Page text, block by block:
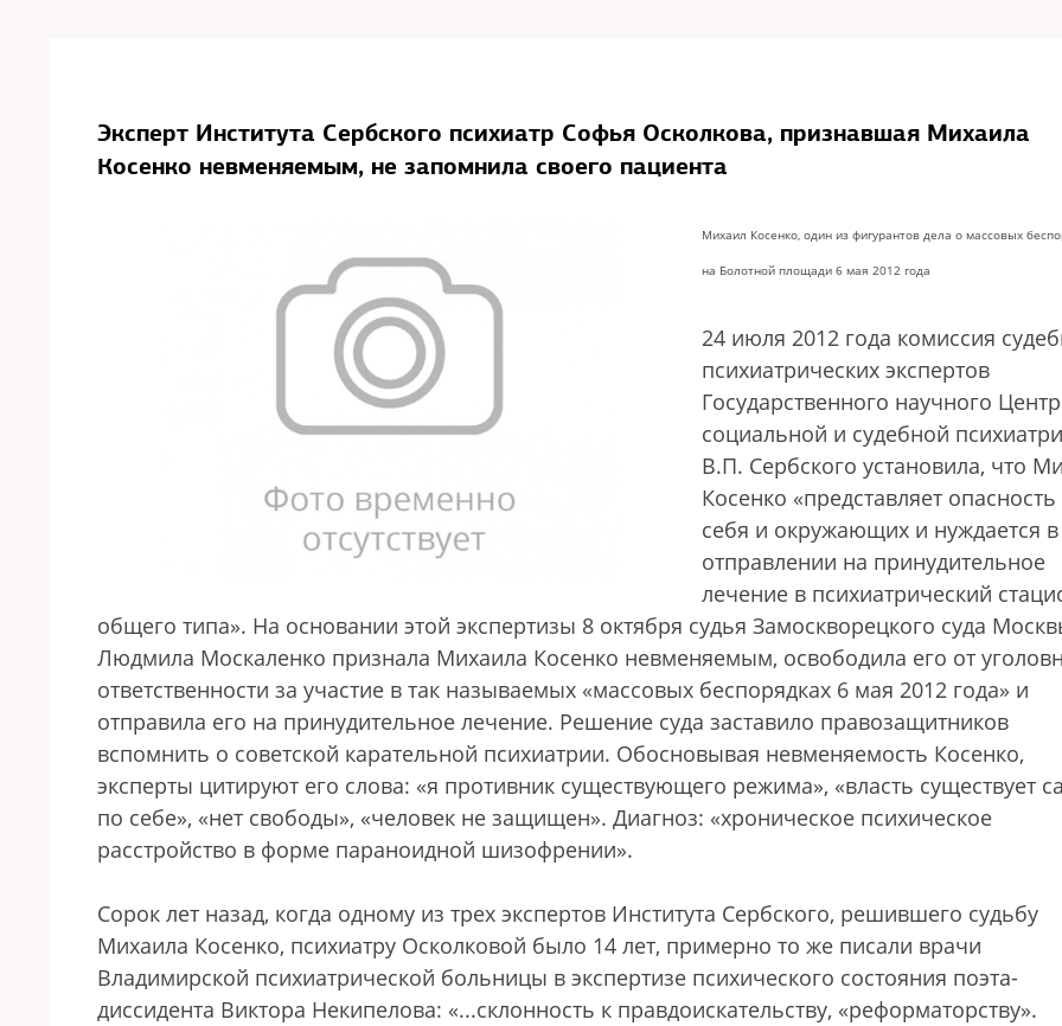
Эксперт Института Сербского психиатр Софья Осколкова, признавшая Михаила
Косенко невменяемым, не запомнила своего пациента
Михаил Косенко, один из фигурантов дела о массовых
на Болотной площади 6 мая 2012 года
24 июля 2012 года комиссия
психиатрических экспертов
Государственного научного
социальной и судебной
В.П. Сербского установила, что
Косенко «представляет опасность
себя и окружающих и нуждается в
отправлении на принудительное
лечение в психиатрический
общего типа». На основании этой экспертизы 8 октября судья Замоскворецкого суда
Людмила Москаленко признала Михаила Косенко невменяемым, освободила его от
ответственности за участие в так называемых «массовых беспорядках 6 мая 2012 года» и
отправила его на принудительное лечение. Решение суда заставило правозащитников
вспомнить о советской карательной психиатрии. Обосновывая невменяемость Косенко,
эксперты цитируют его слова: «я противник существующего режима», «власть существует
по себе», «нет свободы», «человек не защищен». Диагноз: «хроническое психическое
расстройство в форме параноидной шизофрении».
Сорок лет назад, когда одному из трех экспертов Института Сербского, решившего судьбу
Михаила Косенко, психиатру Осколковой было 14 лет, примерно то же писали врачи
Владимирской психиатрической больницы в экспертизе психического состояния поэта-
диссидента Виктора Некипелова: «...склонность к правдоискательству, «реформаторству».